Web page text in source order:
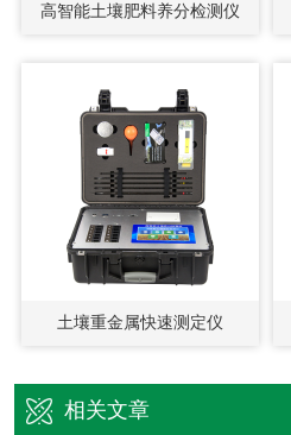
高智能土壤肥料养分检测仪
土壤重金属快速测定仪
相关文章